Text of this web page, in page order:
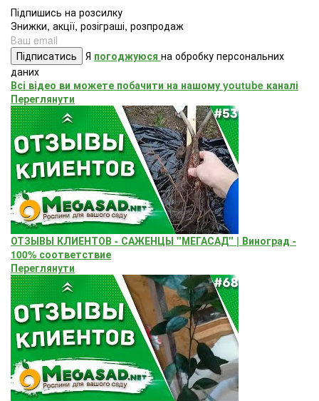
Підпишись на розсилку
Знижки, акції, розіграші, розпродаж
Підписатись Я погоджуюся на обробку персональних
даних
Всі відео ви можете побачити на нашому youtube каналі
Переглянути
ОТЗЫВЫ КЛИЕНТОВ - САЖЕНЦЫ "МЕГАСАД" | Виноград -
100% соответствие
Переглянути